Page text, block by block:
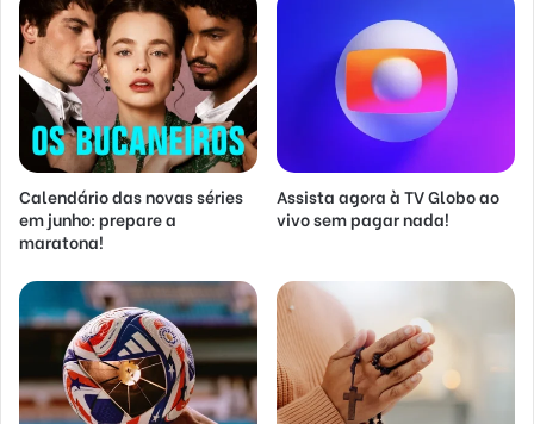
Calendário das novas séries
em junho: prepare a
maratona!
Assista agora à TV Globo ao
vivo sem pagar nada!